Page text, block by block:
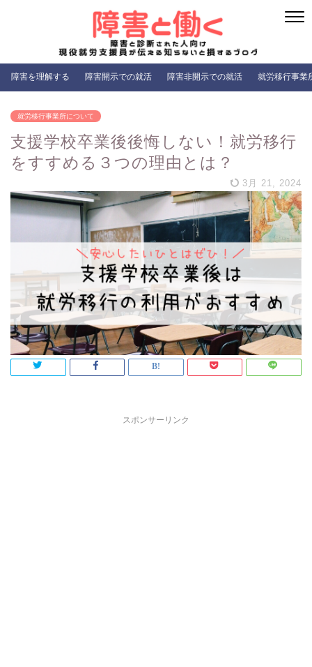
障害を理解する 障害開示での就活 障害非開示での就活 就労移行事業
就労移行事業所について
支援学校卒業後後悔しない！就労移行
をすすめる３つの理由とは？
3月 21, 2024
スポンサーリンク